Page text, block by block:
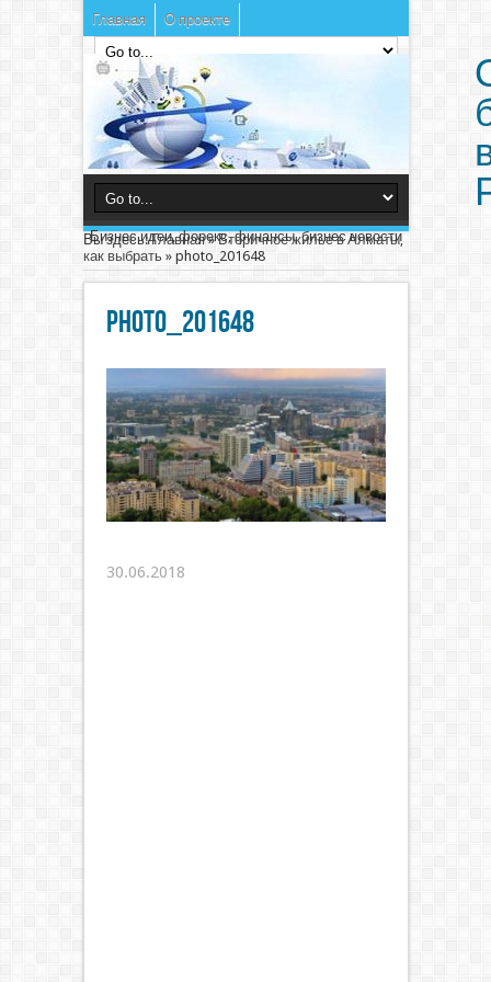
Главная О проекте
Бизнес идеи, форекс, финансы, бизнес новости
Вы здесь:Главная»Вторичное жилье в Алматы,
как выбрать» photo_201648
photo_201648
30.06.2018